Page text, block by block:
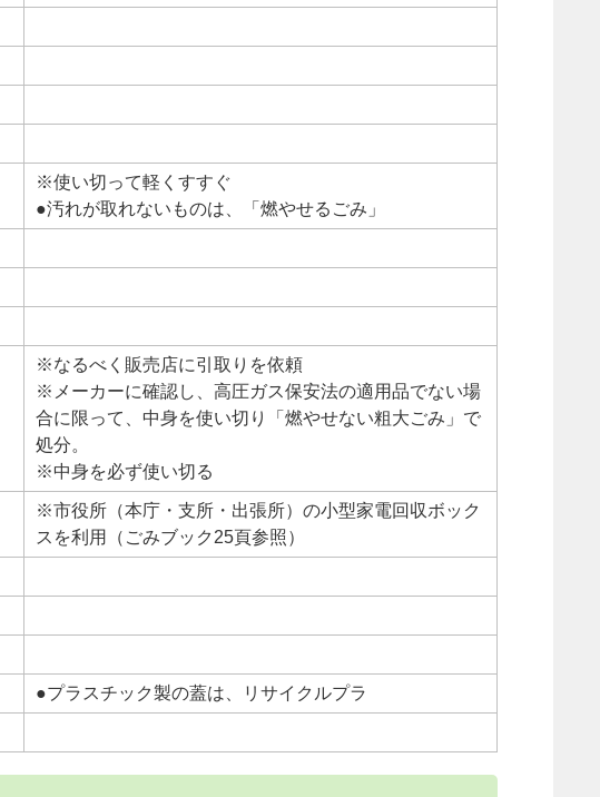
※使い切って軽くすすぐ
●汚れが取れないものは、「燃やせるごみ」
※なるべく販売店に引取りを依頼
※メーカーに確認し、高圧ガス保安法の適用品でない場
合に限って、中身を使い切り「燃やせない粗大ごみ」で
処分。
※中身を必ず使い切る
※市役所（本庁・支所・出張所）の小型家電回収ボック
スを利用（ごみブック25頁参照）
●プラスチック製の蓋は、リサイクルプラ